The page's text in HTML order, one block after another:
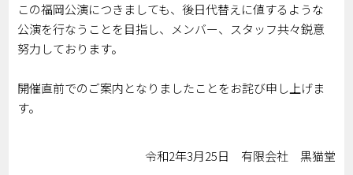
この福岡公演につきましても、後日代替えに値するような
公演を行なうことを目指し、メンバー、スタッフ共々鋭意
努力しております。
開催直前でのご案内となりましたことをお詫び申し上げま
す。
令和2年3月25日 有限会社 黒猫堂